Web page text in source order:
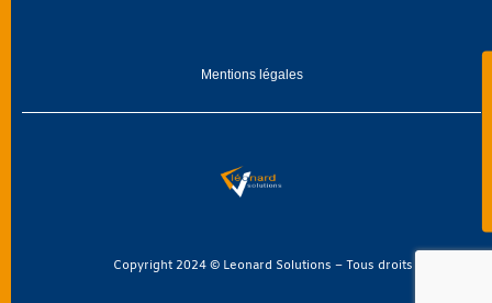
Mentions légales
Copyright 2024 © Leonard Solutions – Tous droits réservés